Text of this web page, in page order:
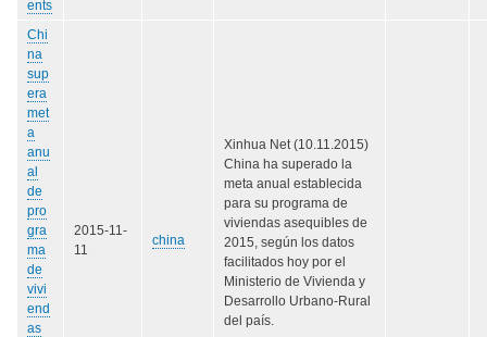
ents
Chi
na
sup
era
met
a
anu
al
de
pro
gra
ma
de
vivi
end
as
2015-11-
11
china
Xinhua Net (10.11.2015)
China ha superado la
meta anual establecida
para su programa de
viviendas asequibles de
2015, según los datos
facilitados hoy por el
Ministerio de Vivienda y
Desarrollo Urbano-Rural
del país.